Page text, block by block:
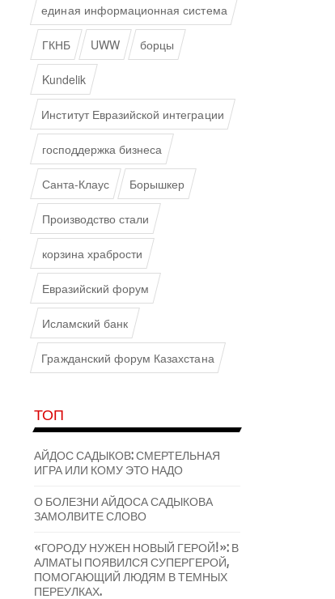
единая информационная система
ГКНБ UWW борцы
Kundelik
Институт Евразийской интеграции
господдержка бизнеса
Санта-Клаус Борышкер
Производство стали
корзина храбрости
Евразийский форум
Исламский банк
Гражданский форум Казахстана
ТОП
АЙДОС САДЫКОВ: СМЕРТЕЛЬНАЯ
ИГРА ИЛИ КОМУ ЭТО НАДО
О БОЛЕЗНИ АЙДОСА САДЫКОВА
ЗАМОЛВИТЕ СЛОВО
«ГОРОДУ НУЖЕН НОВЫЙ ГЕРОЙ!»: В
АЛМАТЫ ПОЯВИЛСЯ СУПЕРГЕРОЙ,
ПОМОГАЮЩИЙ ЛЮДЯМ В ТЕМНЫХ
ПЕРЕУЛКАХ.